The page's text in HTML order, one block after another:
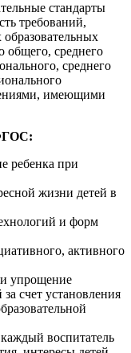
стандарты
требований,
общего, среднего
среднего
имеющими
ребенка при
жизни детей в
и форм
активного
упрощение
счет установления
воспитатель